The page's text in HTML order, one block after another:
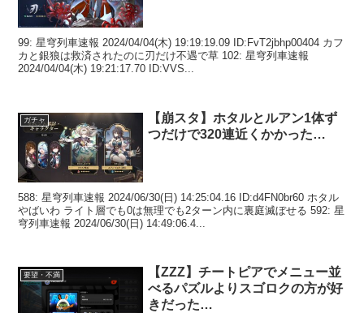
99: 星穹列車速報 2024/04/04(木) 19:19:19.09 ID:FvT2jbhp00404 カフ
カと銀狼は救済されたのに刃だけ不遇で草 102: 星穹列車速報
2024/04/04(木) 19:21:17.70 ID:VVS...
ガチャ
【崩スタ】ホタルとルアン1体ず
つだけで320連近くかかった…
588: 星穹列車速報 2024/06/30(日) 14:25:04.16 ID:d4FN0br60 ホタル
やばいわ ライト層でも0は無理でも2ターン内に裏庭滅ぼせる 592: 星
穹列車速報 2024/06/30(日) 14:49:06.4...
要望・不満
【ZZZ】チートピアでメニュー並
べるパズルよりスゴロクの方が好
きだった…